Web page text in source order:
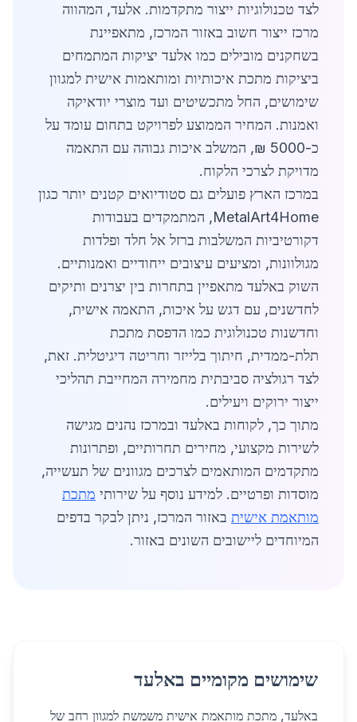
לצד טכנולוגיות ייצור מתקדמות. אלעד, המהווה
מרכז ייצור חשוב באזור המרכז, מתאפיינת
בשחקנים מובילים כמו אלעד יציקות המתמחים
ביציקות מתכת איכותיות ומותאמות אישית למגוון
שימושים, החל מתכשיטים ועד מוצרי יודאיקה
ואמנות. המחיר הממוצע לפרויקט בתחום עומד על
כ-5000 ₪, המשלב איכות גבוהה עם התאמה
מדויקת לצרכי הלקוח.
במרכז הארץ פועלים גם סטודיואים קטנים יותר כגון
MetalArt4Home, המתמקדים בעבודות
דקורטיביות המשלבות ברזל אל חלד ופלדות
מגולוונות, ומציעים עיצובים ייחודיים ואמנותיים.
השוק באלעד מתאפיין בתחרות בין יצרנים ותיקים
לחדשנים, עם דגש על איכות, התאמה אישית,
וחדשנות טכנולוגית כמו הדפסת מתכת
תלת-ממדית, חיתוך בלייזר וחריטה דיגיטלית. זאת,
לצד רגולציה סביבתית מחמירה המחייבת תהליכי
ייצור ירוקים ויעילים.
מתוך כך, לקוחות באלעד ובמרכז נהנים מגישה
לשירות מקצועי, מחירים תחרותיים, ופתרונות
מתקדמים המותאמים לצרכים מגוונים של תעשייה,
מוסדות ופרטיים. למידע נוסף על שירותי מתכת
מותאמת אישית באזור המרכז, ניתן לבקר בדפים
המיוחדים ליישובים השונים באזור.
שימושים מקומיים באלעד
באלעד, מתכת מותאמת אישית משמשת למגוון רחב של